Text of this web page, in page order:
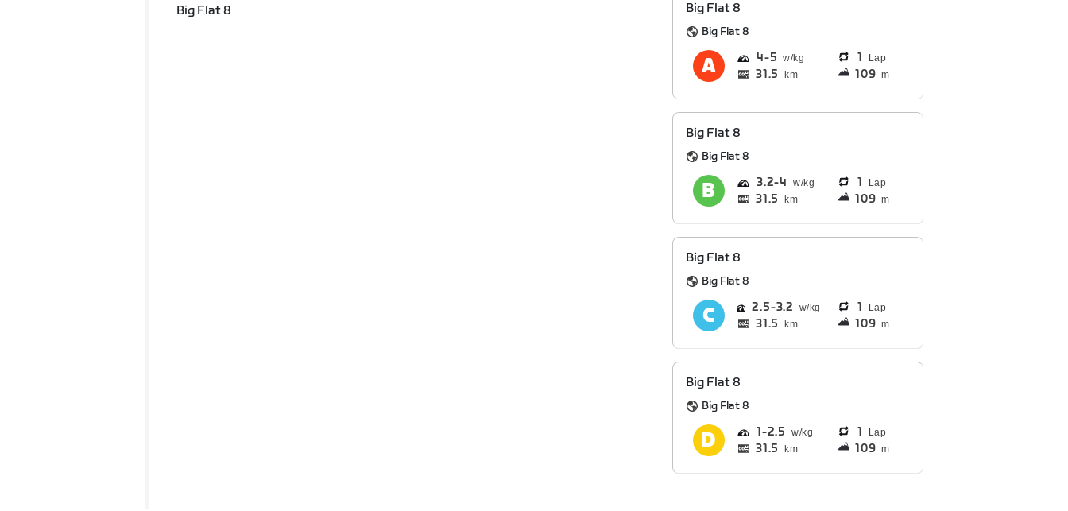
Big Flat 8
Big Flat 8
Big Flat 8
4 5 1 Lap
31.5 km 109 m
Big Flat 8
Big Flat 8
3.2 4 1 Lap
31.5 km 109 m
Big Flat 8
Big Flat 8
2.5 3.2 1 Lap
31.5 km 109 m
Big Flat 8
Big Flat 8
1 2.5 1 Lap
31.5 km 109 m